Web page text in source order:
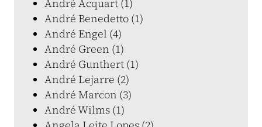
André Acquart (1)
André Benedetto (1)
André Engel (4)
André Green (1)
André Gunthert (1)
André Lejarre (2)
André Marcon (3)
André Wilms (1)